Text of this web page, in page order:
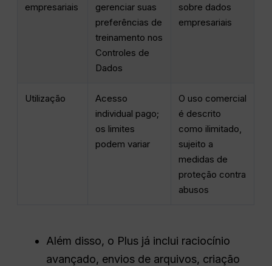
empresariais
gerenciar suas
preferências de
treinamento nos
Controles de
Dados
sobre dados
empresariais
Utilização
Acesso
individual pago;
os limites
podem variar
O uso comercial
é descrito
como ilimitado,
sujeito a
medidas de
proteção contra
abusos
Além disso, o Plus já inclui raciocínio
avançado, envios de arquivos, criação